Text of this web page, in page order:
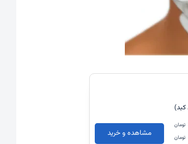
تومان
تومان مشاهده و خرید